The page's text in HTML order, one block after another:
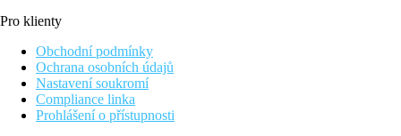
Pro klienty
Obchodní podmínky
Ochrana osobních údajů
Nastavení soukromí
Compliance linka
Prohlášení o přístupnosti